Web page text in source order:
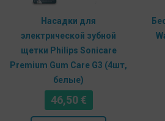
Насадки для
электрической зубной
щетки Philips Sonicare
Premium Gum Care G3 (4шт,
белые)
46,50€